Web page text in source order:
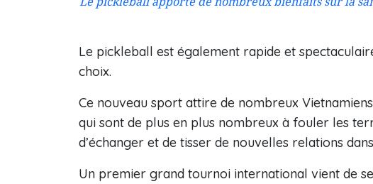
Le pickleball est également rapide et
choix.
Ce nouveau sport attire de nombreux
qui sont de plus en plus nombreux à fouler les
d’échanger et de tisser de nouvelles relations
Un premier grand tournoi international vient de